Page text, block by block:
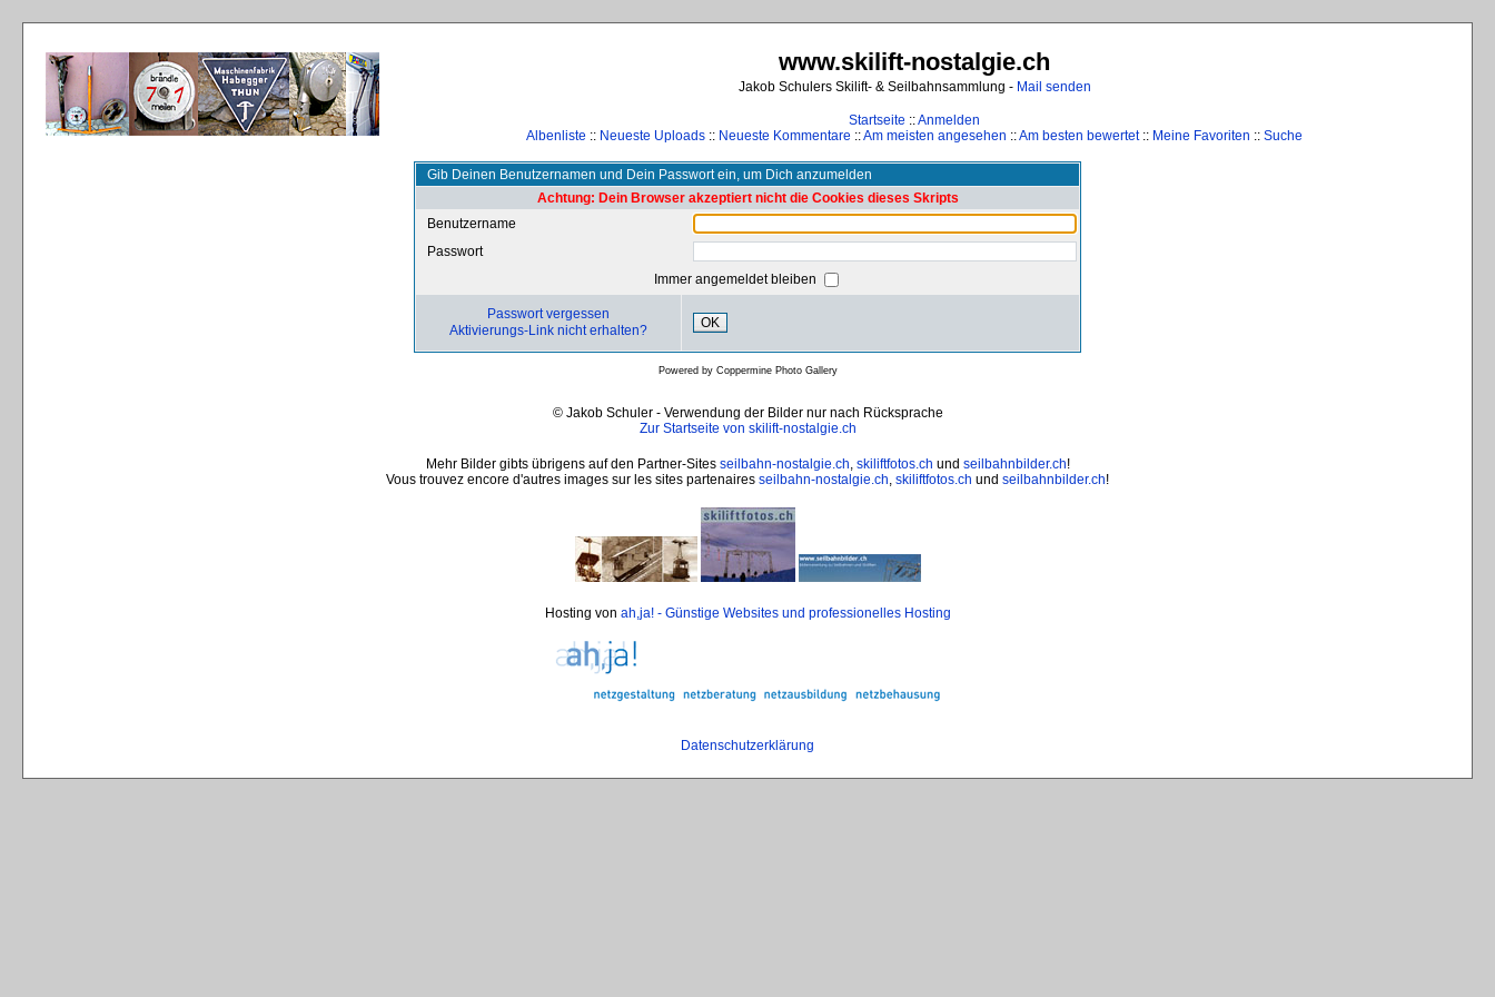
www.skilift-nostalgie.ch
Jakob Schulers Skilift- & Seilbahnsammlung - Mail senden
Startseite ::Anmelden
Albenliste :: Neueste Uploads :: Neueste Kommentare ::Am meisten angesehen ::Am besten bewertet:: Meine Favoriten :: Suche
Gib Deinen Benutzernamen und Dein Passwort ein, um Dich anzumelden
Achtung: Dein Browser akzeptiert nicht die Cookies dieses Skripts
Benutzername
Passwort
Immer angemeldet bleiben
Passwort vergessen
Aktivierungs-Link nicht erhalten?
OK
Powered by Coppermine Photo Gallery
© Jakob Schuler - Verwendung der Bilder nur nach Rücksprache
Zur Startseite von skilift-nostalgie.ch
Mehr Bilder gibts übrigens auf den Partner-Sites seilbahn-nostalgie.ch, skiliftfotos.ch und seilbahnbilder.ch!
Vous trouvez encore d'autres images sur les sites partenaires seilbahn-nostalgie.ch, skiliftfotos.ch und seilbahnbilder.ch!
Hosting von ah,ja! - Günstige Websites und professionelles Hosting
Datenschutzerklärung